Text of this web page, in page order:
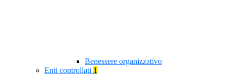
Benessere organizzativo
Enti controllati 1